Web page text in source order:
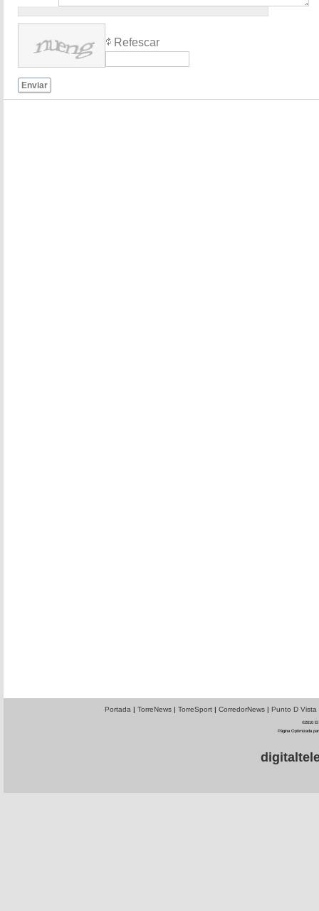
Refescar
Enviar
Portada | TorreNews| TorreSport| CorredorNews| Punto D Vista
©2010 El
Página Optimizada